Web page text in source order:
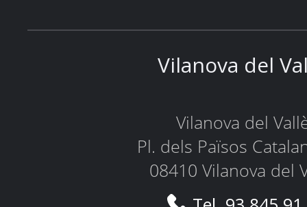
Vilanova del
Vilanova del
Pl. dels Països
08410 Vilanova del